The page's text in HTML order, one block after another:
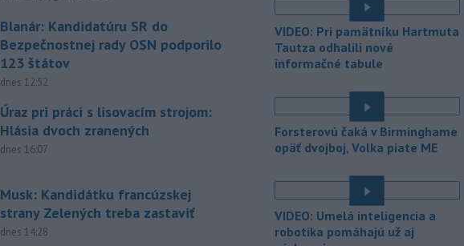
Blanár: Kandidatúru SR do
Bezpečnostnej rady OSN podporilo
123 štátov
dnes 12:52
Úraz pri práci s lisovacím strojom:
Hlásia dvoch zranených
dnes 16:07
Musk: Kandidátku francúzskej
strany Zelených treba zastaviť
dnes 14:28
vyjadrilo už 123 zo 193 členských
štátov OSN.
12:31 - Násilie páchané pre rasovú
nenávisť alebo pre príslušnosť k
Na sociálnej sieti to v reakcii na útok
cudzincov v Nitre uviedol prezident
SR Peter Pellegrini.
zhromaždenie môže v utorok 11.
augusta rozhodnúť o novom
generálnom prokurátorovi, ak
parlament schváli skrátenie jeho
VIDEO: Pri pamätníku Hartmuta
Tautza odhalili nové
informačné tabule
Forsterovú čaká v Birminghame
opäť dvojboj, Volka piate ME
VIDEO: Umelá inteligencia a
robotika pomáhajú už aj